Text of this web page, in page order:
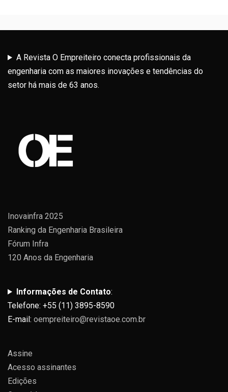
A Revista O Empreiteiro conecta profissionais da
engenharia com as maiores inovações e tendências do
setor há mais de 63 anos.
Inovainfra 2025
Ranking da Engenharia Brasileira
Fórum Infra
120 Anos da Engenharia
Informações de Contato:
Telefone: +55 (11) 3895-8590
E-mail: oempreiteiro@revistaoe.com.br
Assine
Acesso assinantes
Edições